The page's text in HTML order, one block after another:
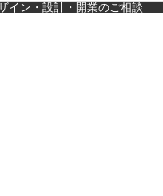
イン・設計・開業のご相談